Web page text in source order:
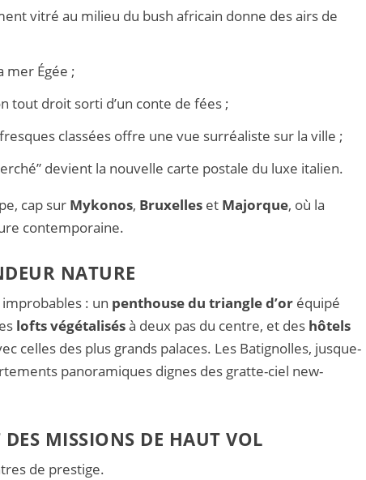
vitré au milieu du bush africain donne des airs de
mer Égée ;
tout droit sorti d’un conte de fées ;
classées offre une vue surréaliste sur la ville ;
devient la nouvelle carte postale du luxe italien.
cap sur Mykonos, Bruxelles et Majorque, où la
contemporaine.
NATURE
: un penthouse du triangle d’or équipé
lofts végétalisésà deux pas du centre, et des hôtels
celles des plus grands palaces. Les Batignolles, jusque-
panoramiques dignes des gratte-ciel new-
DES MISSIONS DE HAUT VOL
de prestige.